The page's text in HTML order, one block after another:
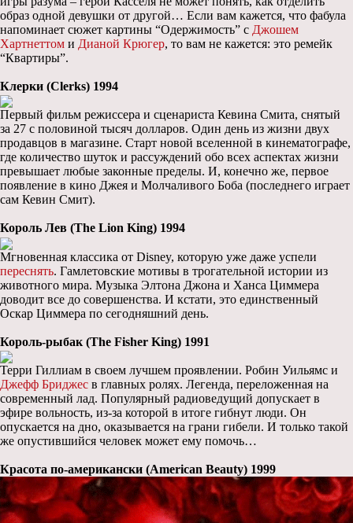
образ одной девушки от другой… Если вам кажется, что фабула
напоминает сюжет картины “Одержимость” с Джошем
Хартнеттом и Дианой Крюгер, то вам не кажется: это ремейк
“Квартиры”.
Клерки (Clerks) 1994
Первый фильм режиссера и сценариста Кевина Смита, снятый
за 27 с половиной тысяч долларов. Один день из жизни двух
продавцов в магазине. Старт новой вселенной в кинематографе,
где количество шуток и рассуждений обо всех аспектах жизни
превышает любые законные пределы. И, конечно же, первое
появление в кино Джея и Молчаливого Боба (последнего играет
сам Кевин Смит).
Король Лев (The Lion King) 1994
Мгновенная классика от Disney, которую уже даже успели
переснять. Гамлетовские мотивы в трогательной истории из
животного мира. Музыка Элтона Джона и Ханса Циммера
доводит все до совершенства. И кстати, это единственный
Оскар Циммера по сегодняшний день.
Король-рыбак (The Fisher King) 1991
Терри Гиллиам в своем лучшем проявлении. Робин Уильямс и
Джефф Бриджес в главных ролях. Легенда, переложенная на
современный лад. Популярный радиоведущий допускает в
эфире вольность, из-за которой в итоге гибнут люди. Он
опускается на дно, оказывается на грани гибели. И только такой
же опустившийся человек может ему помочь…
Красота по-американски (American Beauty) 1999